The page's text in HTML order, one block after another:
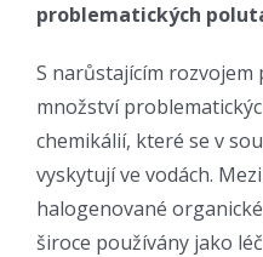
problematických
S narůstajícím rozvojem
množství
chemikálií, které se v
vyskytují ve vodách.
halogenované
široce používány jako